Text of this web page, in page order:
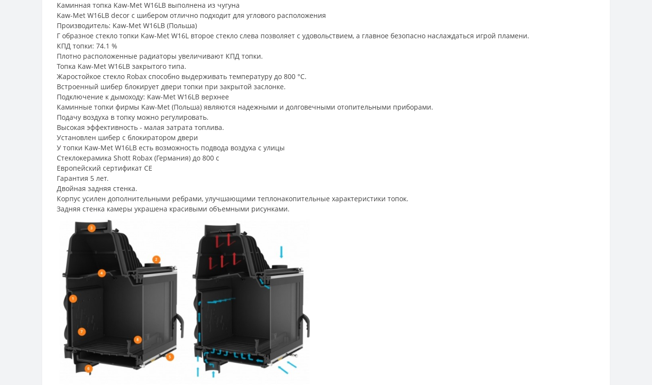
Каминная топка Kaw-Met W16LB выполнена из чугуна
Kaw-Met W16LB decor с шибером отлично подходит для углового расположения
Производитель: Kaw-Met W16LB (Польша)
Г образное стекло топки Kaw-Met W16L второе стекло слева позволяет с удовольствием, а главное безопасно наслаждаться игрой пламени.
КПД топки: 74.1 %
Плотно расположенные радиаторы увеличивают КПД топки.
Топка Kaw-Met W16LB закрытого типа.
Жаростойкое стекло Robax способно выдерживать температуру до 800 °С.
Встроенный шибер блокирует двери топки при закрытой заслонке.
Подключение к дымоходу: Kaw-Met W16LB верхнее
Каминные топки фирмы Kaw-Met (Польша) являются надежными и долговечными отопительными приборами.
Подачу воздуха в топку можно регулировать.
Высокая эффективность - малая затрата топлива.
Установлен шибер с блокиратором двери
У топки Kaw-Met W16LB есть возможность подвода воздуха с улицы
Стеклокерамика Shott Robax (Германия) до 800 с
Европейский сертификат СЕ
Гарантия 5 лет.
Двойная задняя стенка.
Корпус усилен дополнительными ребрами, улучшающими теплонакопительные характеристики топок.
Задняя стенка камеры украшена красивыми объемными рисунками.